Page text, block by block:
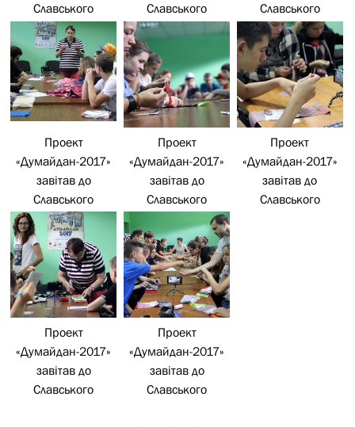
Славського
Славського
Славського
Проект
«Думайдан-2017»
завітав до
Славського
Проект
«Думайдан-2017»
завітав до
Славського
Проект
«Думайдан-2017»
завітав до
Славського
Проект
«Думайдан-2017»
завітав до
Славського
Проект
«Думайдан-2017»
завітав до
Славського